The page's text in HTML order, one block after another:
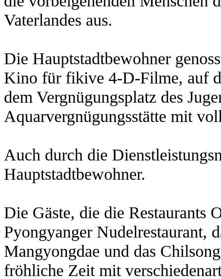
Vaterlandes aus.
Die Hauptstadtbewohner
Kino für fikive 4-D-Filme, auf
dem Vergnügungsplatz des
Aquarvergnügungsstätte mit
Auch durch die
Hauptstadtbewohner.
Die Gäste, die die Restaurants
Pyongyanger Nudelrestaurant,
Mangyongdae und das
fröhliche Zeit mit